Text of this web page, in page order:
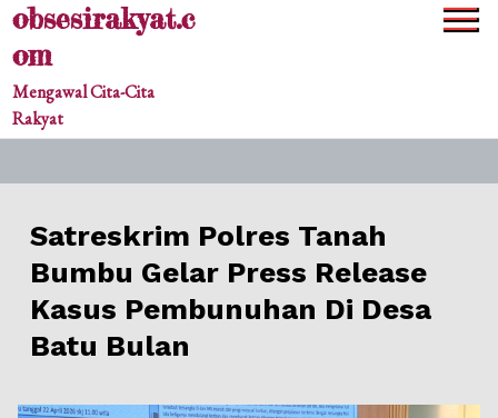
Skipobsesirakyat.c
om
Mengawal Cita-Cita
Rakyat
Satreskrim Polres Tanah
Bumbu Gelar Press Release
Kasus Pembunuhan Di Desa
Batu Bulan